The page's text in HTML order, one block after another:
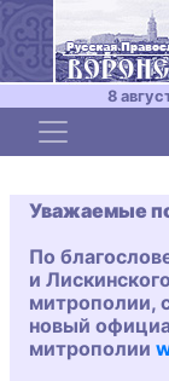
8
Toggle
Уважаемые
По
и
митрополии,
новый
митрополии